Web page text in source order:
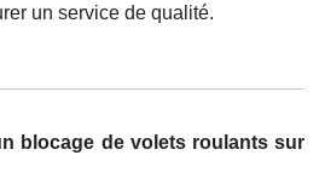
un service de qualité.
blocage de volets roulants sur